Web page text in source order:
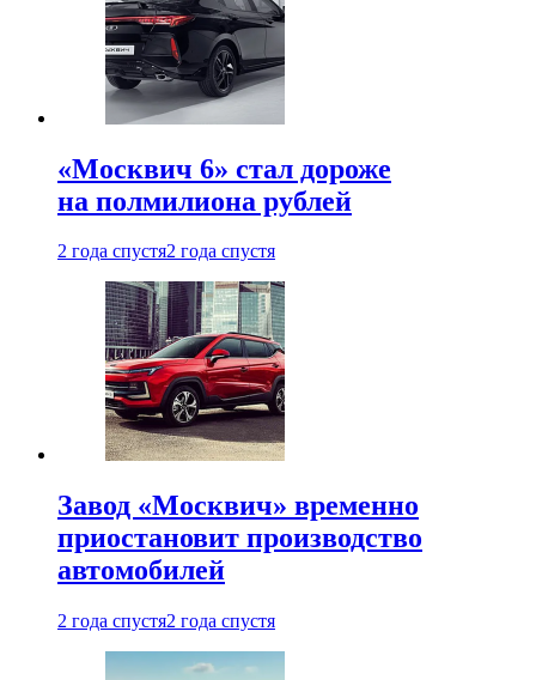
«Москвич 6» стал дороже
на полмилиона рублей
2 года спустя2 года спустя
Завод «Москвич» временно
приостановит производство
автомобилей
2 года спустя2 года спустя